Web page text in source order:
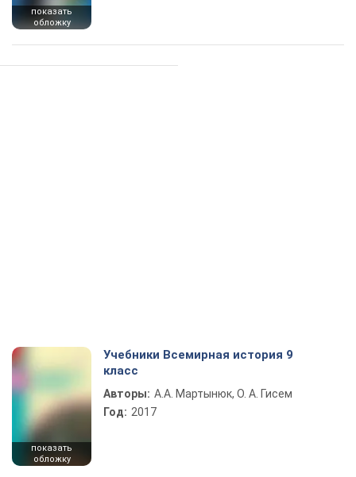
показать
обложку
показать
обложку
Учебники Всемирная история 9
класс
Авторы: А.А. Мартынюк, О. А. Гисем
Год: 2017